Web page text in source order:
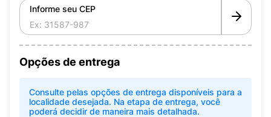
Informe seu CEP
Opções de entrega
Consulte pelas opções de entrega disponíveis para a
localidade desejada. Na etapa de entrega, você
poderá decidir de maneira mais detalhada.